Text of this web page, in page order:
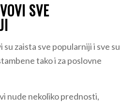
SVE
su zaista sve popularniji i sve su
tako i za poslovne
nude nekoliko prednosti,